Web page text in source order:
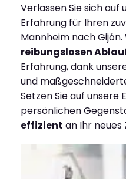
Verlassen Sie sich auf
Erfahrung für Ihren
Mannheim nach Gijón.
reibungslosen
Erfahrung, dank
und
Setzen Sie auf unsere
persönlichen
effizient an Ihr neues